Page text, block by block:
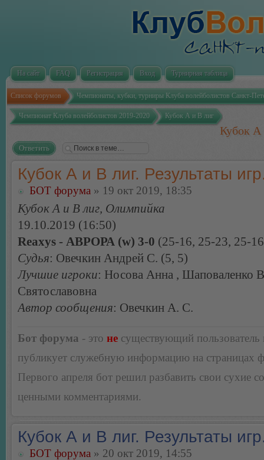
На сайт FAQ Регистрация Вход Турнирная таблица
Список форумов Чемпионаты, кубки, турниры Клуба волейболистов Санкт-
Чемпионат Клуба волейболистов 2019-2020 Кубок А и В лиг
Кубок А
Ответить
Кубок А и В лиг. Результаты
БОТ форума » 19 окт 2019, 18:35
Кубок А и В лиг, Олимпийка
19.10.2019 (16:50)
Reaxys - АВРОРА (w) 3-0 (25-16, 25-23, 25-
Судья: Овечкин Андрей С. (5, 5)
Лучшие игроки: Носова Анна , Шаповаленко
Святославовна
Автор сообщения: Овечкин А. С.
Бот форума - это не существующий пользователь
публикует служебную информацию на страницах
Первого апреля бот решил разбавить свои сухие
ценными комментариями.
Кубок А и В лиг. Результаты
БОТ форума » 20 окт 2019, 14:55